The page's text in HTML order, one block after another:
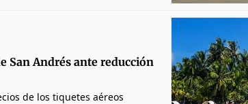
San Andrés ante reducción
de los tiquetes aéreos